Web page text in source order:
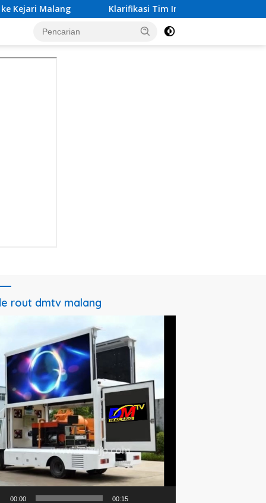
Klarifikasi Tim Investigasi Dugaan Calo Pembebasan
rout dmtv malang
00:00 00:15